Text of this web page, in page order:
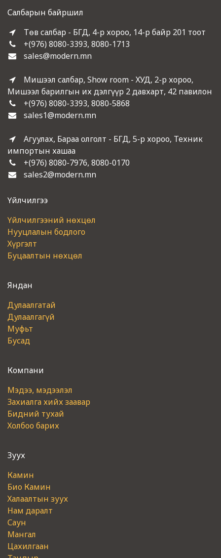
Салбарын байршил
Төв салбар - БГД, 4-р хороо, 14-р байр 201 тоот
+(976) 8080-3393, 8080-1713
sales@modern.mn
Мишээл салбар, Show room - ХУД, 2-р хороо,
Мишээл барилгын их дэлгүүр 2 давхарт, 42 павилон
+(976) 8080-3393, 8080-5868
sales1@modern.mn
Агуулах, Бараа олголт - БГД, 5-р хороо, Техник
импортын хашаа
+(976) 8080-7976, 8080-0170
sales2@modern.mn
Үйлчилгээ
Үйлчилгээний нөхцөл
Нууцлалын бодлого
Хүргэлт
Буцаалтын нөхцөл
Яндан
Дулаалгатай
Дулаалгагүй
Муфьт
Бусад
Компани
Мэдээ, мэдээлэл
Захиалга хийх заавар
Бидний тухай
Холбоо барих
Зуух
Камин
Био Камин
Халаалтын зуух
Нам даралт
Саун
Мангал
Цахилгаан